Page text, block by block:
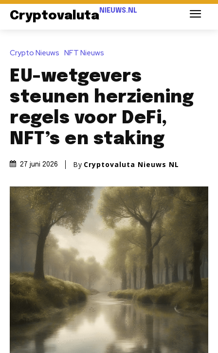
Cryptovaluta NIEUWS.NL
Crypto Nieuws NFT Nieuws
EU-wetgevers
steunen herziening
regels voor DeFi,
NFT’s en staking
27 juni 2026 By Cryptovaluta Nieuws NL